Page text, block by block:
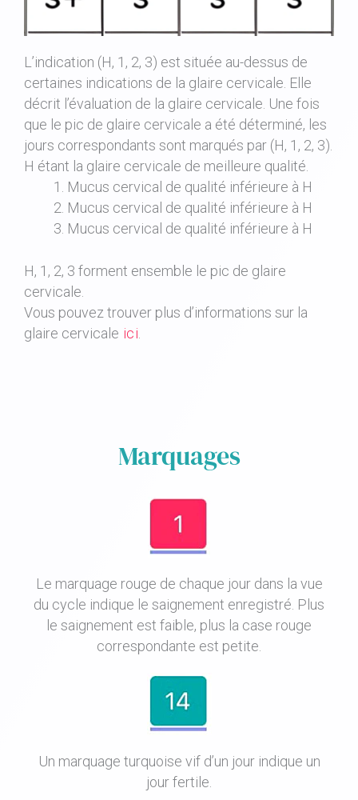
L’indication (H, 1, 2, 3) est située au-dessus de
certaines indications de la glaire cervicale. Elle
décrit l’évaluation de la glaire cervicale. Une fois
que le pic de glaire cervicale a été déterminé, les
jours correspondants sont marqués par (H, 1, 2, 3).
H étant la glaire cervicale de meilleure qualité.
Mucus cervical de qualité inférieure à H
Mucus cervical de qualité inférieure à H
Mucus cervical de qualité inférieure à H
H, 1, 2, 3 forment ensemble le pic de glaire
cervicale.
Vous pouvez trouver plus d’informations sur la
glaire cervicale ici
Marquages
Le marquage rouge de chaque jour dans la vue
du cycle indique le saignement enregistré. Plus
le saignement est faible, plus la case rouge
correspondante est petite.
Un marquage turquoise vif d’un jour indique un
jour fertile.